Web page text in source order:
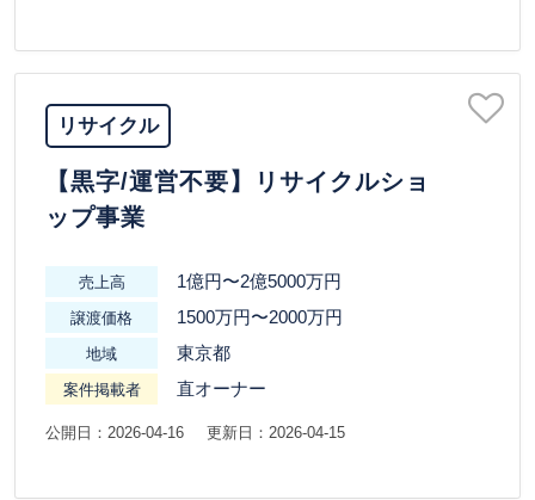
リサイクル
【黒字/運営不要】リサイクルショ
ップ事業
売上高 1億円〜2億5000万円
譲渡価格 1500万円〜2000万円
地域 東京都
案件掲載者 直オーナー
公開日：2026-04-16 更新日：2026-04-15